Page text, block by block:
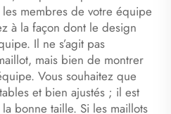
membres de votre équipe
à la façon dont le design
Il ne s’agit pas
mais bien de montrer
Vous souhaitez que
et bien ajustés ; il est
bonne taille. Si les maillots